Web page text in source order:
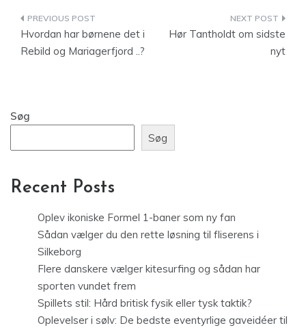
Indlægsnavigation
Hvordan har børnene det i
Rebild og Mariagerfjord ..?
Hør Tantholdt om sidste
nyt
Søg
Søg
Recent Posts
Oplev ikoniske Formel 1-baner som ny fan
Sådan vælger du den rette løsning til fliserens i
Silkeborg
Flere danskere vælger kitesurfing og sådan har
sporten vundet frem
Spillets stil: Hård britisk fysik eller tysk taktik?
Oplevelser i sølv: De bedste eventyrlige gaveidéer til